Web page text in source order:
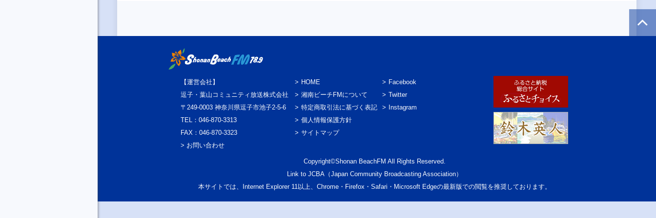
【運営会社】
逗子・葉山コミュニティ放送株式会社
〒249-0003 神奈川県逗子市池子2-5-6
TEL：046-870-3313
FAX：046-870-3323
> お問い合わせ
HOME
湘南ビーチFMについて
特定商取引法に基づく表記
個人情報保護方針
サイトマップ
Facebook
Twitter
Instagram
Copyright©Shonan BeachFM All Rights Reserved.
Link to JCBA（Japan Community Broadcasting Association）
本サイトでは、Internet Explorer 11以上、Chrome・Firefox・Safari・Microsoft Edgeの最新版での閲覧を推奨しております。